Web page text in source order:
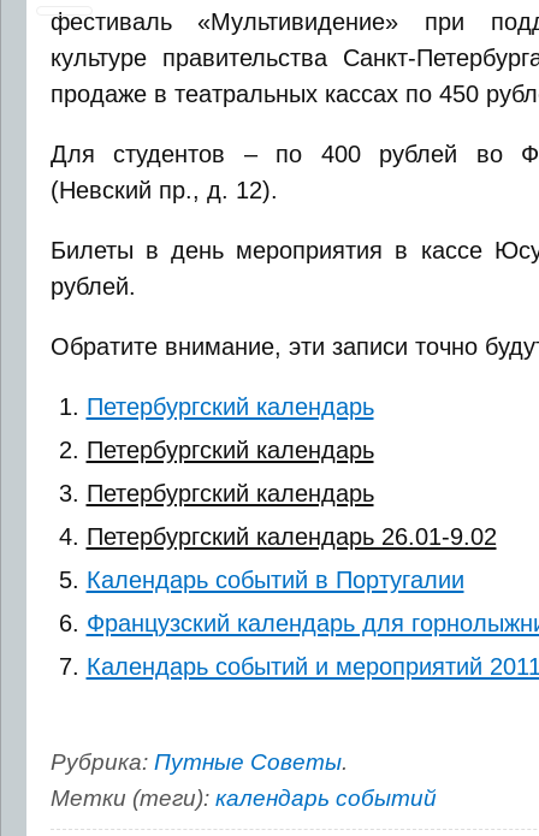
фестиваль «Мультивидение» при
культуре правительства Санкт-
продаже в театральных кассах по 450
Для студентов – по 400 рублей во
(Невский пр., д. 12).
Билеты в день мероприятия в кассе
рублей.
Обратите внимание, эти записи точно
Петербургский календарь
Петербургский календарь
Петербургский календарь
Петербургский календарь 26.01-9.02
Календарь событий в Португалии
Французский календарь для
Календарь событий и мероприятий
Рубрика: Путные Советы.
Метки (теги): календарь событий